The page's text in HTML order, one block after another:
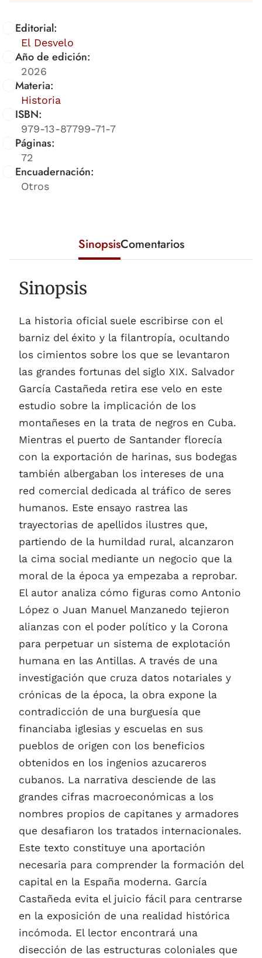
Editorial:
El Desvelo
Año de edición:
2026
Materia:
Historia
ISBN:
979-13-87799-71-7
Páginas:
72
Encuadernación:
Otros
SinopsisComentarios
Sinopsis
La historia oficial suele escribirse con el
barniz del éxito y la filantropía, ocultando
los cimientos sobre los que se levantaron
las grandes fortunas del siglo XIX. Salvador
García Castañeda retira ese velo en este
estudio sobre la implicación de los
montañeses en la trata de negros en Cuba.
Mientras el puerto de Santander florecía
con la exportación de harinas, sus bodegas
también albergaban los intereses de una
red comercial dedicada al tráfico de seres
humanos. Este ensayo rastrea las
trayectorias de apellidos ilustres que,
partiendo de la humildad rural, alcanzaron
la cima social mediante un negocio que la
moral de la época ya empezaba a reprobar.
El autor analiza cómo figuras como Antonio
López o Juan Manuel Manzanedo tejieron
alianzas con el poder político y la Corona
para perpetuar un sistema de explotación
humana en las Antillas. A través de una
investigación que cruza datos notariales y
crónicas de la época, la obra expone la
contradicción de una burguesía que
financiaba iglesias y escuelas en sus
pueblos de origen con los beneficios
obtenidos en los ingenios azucareros
cubanos. La narrativa desciende de las
grandes cifras macroeconómicas a los
nombres propios de capitanes y armadores
que desafiaron los tratados internacionales.
Este texto constituye una aportación
necesaria para comprender la formación del
capital en la España moderna. García
Castañeda evita el juicio fácil para centrarse
en la exposición de una realidad histórica
incómoda. El lector encontrará una
disección de las estructuras coloniales que